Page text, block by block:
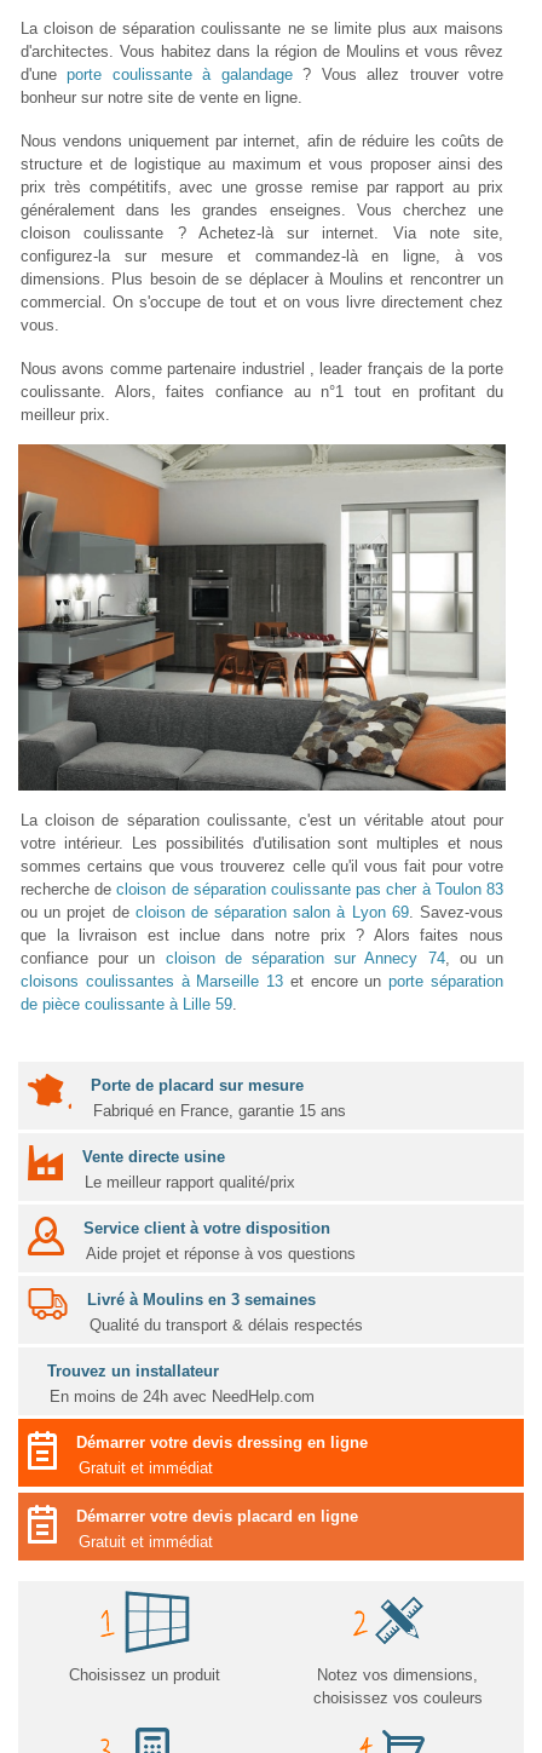
La cloison de séparation coulissante ne se limite plus aux maisons
d'architectes. Vous habitez dans la région de Moulins et vous rêvez
d'uneporte coulissante à galandage? Vous allez trouver votre
bonheur sur notre site de vente en ligne.
Nous vendons uniquement par internet, afin de réduire les coûts de
structure et de logistique au maximum et vous proposer ainsi des
prix très compétitifs, avec une grosse remise par rapport au prix
généralement dans les grandes enseignes. Vous cherchez une
cloison coulissante ? Achetez-là sur internet. Via note site,
configurez-la sur mesure et commandez-là en ligne, à vos
dimensions. Plus besoin de se déplacer à Moulins et rencontrer un
commercial. On s'occupe de tout et on vous livre directement chez
vous.
Nous avons comme partenaire industriel , leader français de la porte
coulissante. Alors, faites confiance au n°1 tout en profitant du
meilleur prix.
La cloison de séparation coulissante, c'est un véritable atout pour
votre intérieur. Les possibilités d'utilisation sont multiples et nous
sommes certains que vous trouverez celle qu'il vous fait pour votre
recherche decloison de séparation coulissante pas cher à Toulon 83
ou un projet de cloison de séparation salon à Lyon 69. Savez-vous
que la livraison est inclue dans notre prix ? Alors faites nous
confiance pour un cloison de séparation sur Annecy 74, ou un
cloisons coulissantes à Marseille 13 et encore unporte séparation
de pièce coulissante à Lille 59
Porte de placard sur mesure
Fabriqué en France, garantie 15 ans
Vente directe usine
Le meilleur rapport qualité/prix
Service client à votre disposition
Aide projet et réponse à vos questions
Livré à Moulins en 3 semaines
Qualité du transport & délais respectés
Trouvez un installateur
En moins de 24h avec NeedHelp.com
Démarrer votre devis dressing en ligne
Gratuit et immédiat
Démarrer votre devis placard en ligne
Gratuit et immédiat
Choisissez un produit
Notez vos dimensions,
choisissez vos couleurs